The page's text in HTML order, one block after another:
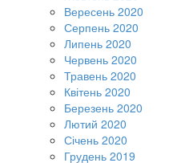
Вересень 2020
Серпень 2020
Липень 2020
Червень 2020
Травень 2020
Квітень 2020
Березень 2020
Лютий 2020
Січень 2020
Грудень 2019